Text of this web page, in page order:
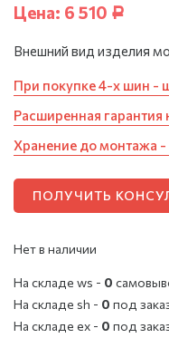
Цена: 6 510 Р
Внешний вид изделия
При покупке 4-х шин -
Расширенная гарантия
Хранение до монтажа
ПОЛУЧИТЬ
Нет в наличии
На складе ws - 0
На складе sh - 0 под
На складе ex - 0 под